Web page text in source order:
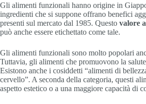
Gli alimenti funzionali hanno origine in
ingredienti che si suppone offrano benefici
presenti sul mercato dal 1985. Questo valore
può anche essere etichettato come tale.
Gli alimenti funzionali sono molto popolari
Tuttavia, gli alimenti che promuovono la
Esistono anche i cosiddetti “alimenti di
cervello”. A seconda della categoria, questi
aspetto estetico o a una maggiore capacità di